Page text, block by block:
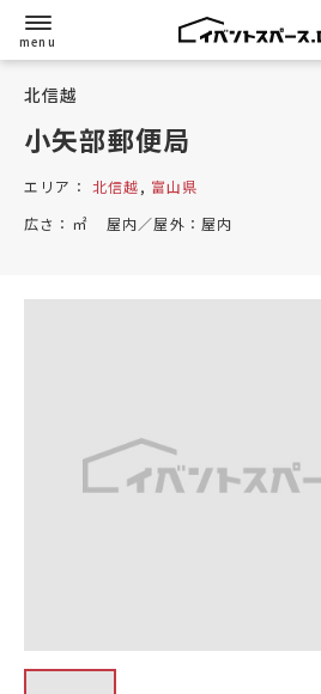
北信越
小矢部郵便局
エリア： 北信越, 富山県
広さ： ㎡ 屋内／屋外： 屋内